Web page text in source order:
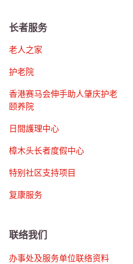
长者服务
老人之家
护老院
香港赛马会伸手助人肇庆护老
颐养院
日間護理中心
樟木头长者度假中心
特别社区支持项目
复康服务
联络我们
办事处及服务单位联络资料